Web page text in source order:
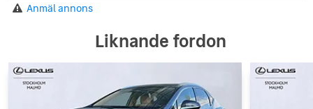
Anmäl annons
Liknande fordon